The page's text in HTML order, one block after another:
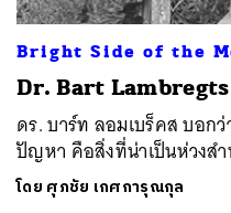
Bright Side of the
Dr. Bart
ดร. บาร์ท ลอมเบร็คส บอก
ปัญหา คือสิ่งที่น่าเป็นห่วงส
โดย ศุภชัย เกศการุณกุล